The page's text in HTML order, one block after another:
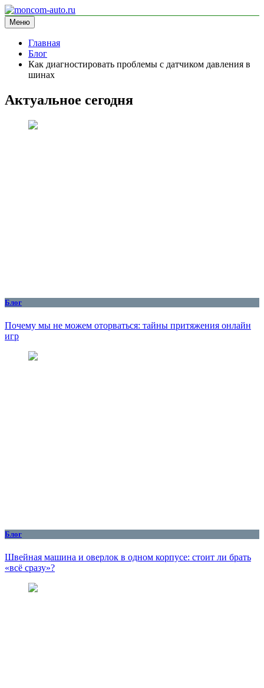
Перейти
к
содержимому
moncom-auto.ru
блог про автомобили
Меню
Главная
Блог
Как диагностировать проблемы с датчиком давления в
шинах
Актуальное сегодня
Блог
Почему мы не можем оторваться: тайны притяжения онлайн
игр
Блог
Швейная машина и оверлок в одном корпусе: стоит ли брать
«всё сразу»?